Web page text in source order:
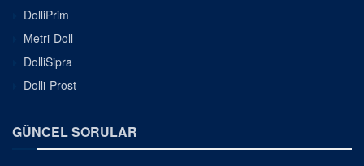
DolliPrim
Metri-Doll
DolliSipra
Dolli-Prost
GÜNCEL SORULAR